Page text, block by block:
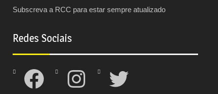
Subscreva a RCC para estar sempre atualizado
Redes Sociais
Facebook Instagram Twitter